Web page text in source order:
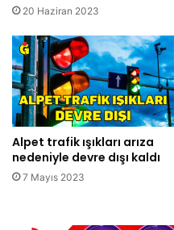
20 Haziran 2023
Alpet trafik ışıkları arıza
nedeniyle devre dışı kaldı
7 Mayıs 2023